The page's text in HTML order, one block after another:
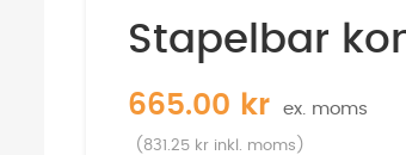
Stapelbar
665.00 kr
( 831.25 krinkl. moms)